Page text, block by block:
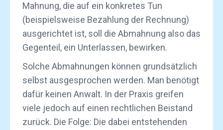
Mahnung, die auf ein konkretes Tun
(beispielsweise Bezahlung der Rechnung)
ausgerichtet ist, soll die Abmahnung also das
Gegenteil, ein Unterlassen, bewirken.
Solche Abmahnungen können grundsätzlich
selbst ausgesprochen werden. Man benötigt
dafür keinen Anwalt. In der Praxis greifen
viele jedoch auf einen rechtlichen Beistand
zurück. Die Folge: Die dabei entstehenden